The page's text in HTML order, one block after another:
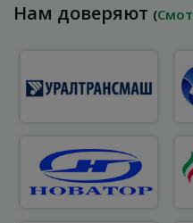
Нам доверяют (